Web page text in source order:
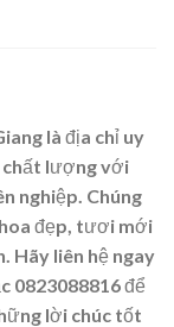
là địa chỉ uy
chất lượng với
nghiệp. Chúng
đẹp, tươi mới
Hãy liên hệ ngay
0823088816 để
lời chúc tốt